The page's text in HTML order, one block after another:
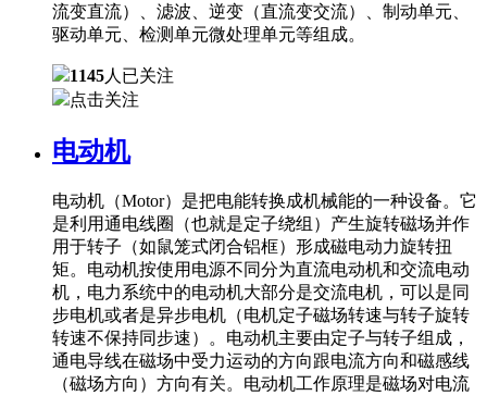
流变直流）、滤波、逆变（直流变交流）、制动单元、
驱动单元、检测单元微处理单元等组成。
1145人已关注
点击关注
电动机
电动机（Motor）是把电能转换成机械能的一种设备。它
是利用通电线圈（也就是定子绕组）产生旋转磁场并作
用于转子（如鼠笼式闭合铝框）形成磁电动力旋转扭
矩。电动机按使用电源不同分为直流电动机和交流电动
机，电力系统中的电动机大部分是交流电机，可以是同
步电机或者是异步电机（电机定子磁场转速与转子旋转
转速不保持同步速）。电动机主要由定子与转子组成，
通电导线在磁场中受力运动的方向跟电流方向和磁感线
（磁场方向）方向有关。电动机工作原理是磁场对电流